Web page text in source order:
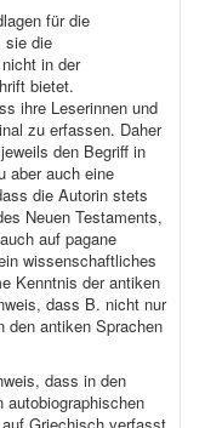
für die
sie die
in der
bietet.
ihre Leserinnen und
zu erfassen. Daher
den Begriff in
aber auch eine
die Autorin stets
Neuen Testaments,
auf pagane
wissenschaftliches
Kenntnis der antiken
dass B. nicht nur
den antiken Sprachen
dass in den